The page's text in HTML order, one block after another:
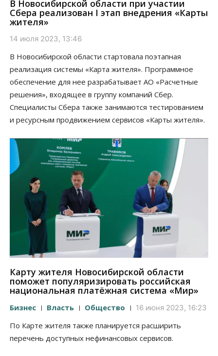
В Новосибирской области при участии
Сбера реализован I этап внедрения «Карты
жителя»
14 июля 2023, 13:46
В Новосибирской области стартовала поэтапная
реализация системы «Карта жителя». Программное
обеспечение для нее разрабатывает АО «Расчетные
решения», входящее в группу компаний Сбер.
Специалисты Сбера также занимаются тестированием
и ресурсным продвижением сервисов «Карты жителя».
Карту жителя Новосибирской области
поможет популяризировать российская
национальная платёжная система «Мир»
Бизнес Власть Общество 16 июня 2023, 16:23
По Карте жителя также планируется расширить
перечень доступных нефинансовых сервисов.